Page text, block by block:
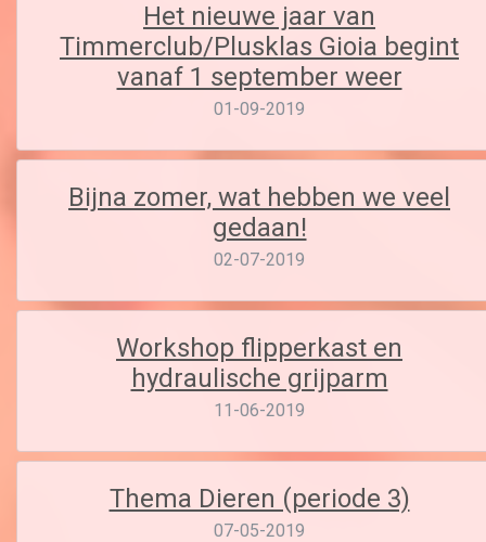
Het nieuwe jaar van
Timmerclub/Plusklas Gioia begint
vanaf 1 september weer
01-09-2019
Bijna zomer, wat hebben we veel
gedaan!
02-07-2019
Workshop flipperkast en
hydraulische grijparm
11-06-2019
Thema Dieren (periode 3)
07-05-2019